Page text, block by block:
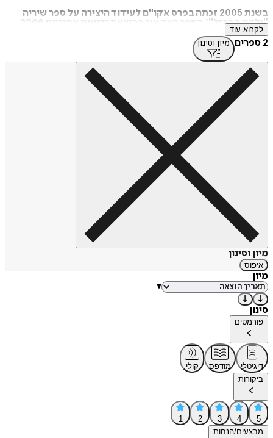
בשנת 2005 זכתה בפרס אקו"ם לעידוד היצירה על ספר שיריה
משנת 2015 שבתאי היא מבקרת התיאטרון של עיתון "הארץ".
מספריה:
ילדת הברזל,
שירים,‫ תל אביב: משכל - הוצאה לאור מיסודן של
ידיעות אחרונות וספרי חמד, 2006. ‬
שלושה מחזות
, עמדה, סדרת דְּחָק לספרות טובה, 2010.
אח זה לא דבר שזורקים לפח
, ספר לילדים, תל אביב: משכל -
ספר הגברים
, רומן, הוצאת כתר, 2015
ספר לילדים, אייר איתי בקין, הוצאת כתר, 2023.
https://tinyurl.com/54djs2dx
לקרוא עוד
2 ספרים מיון וסינון
מיון וסינון
איפוס
מיון
▾
סינון
פורמטים
דיגיטלי מודפס
קולי
ביקורות
5
4
3
2
1
מבצעים/הנחות